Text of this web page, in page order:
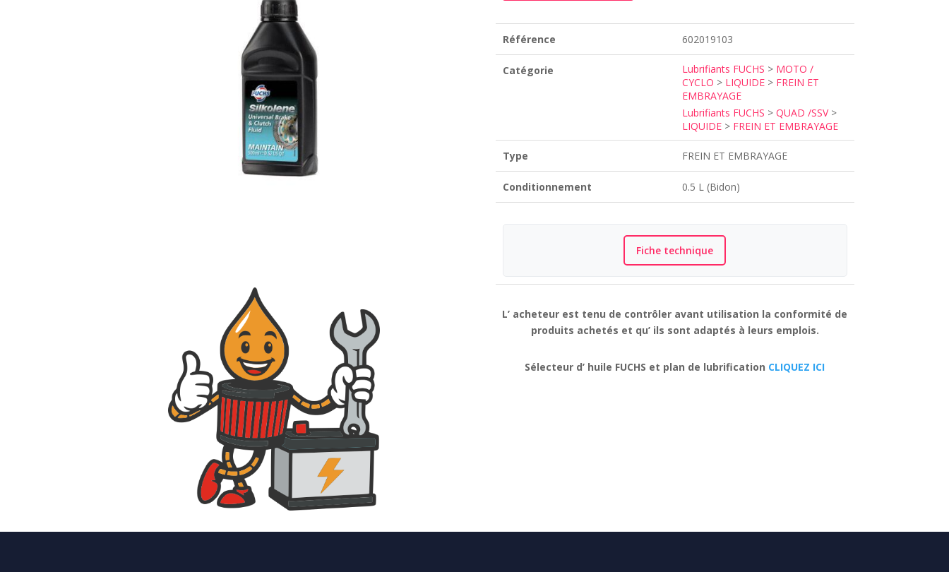
Référence 602019103
Catégorie Lubrifiants FUCHS > MOTO /
CYCLO > LIQUIDE> FREIN ET
EMBRAYAGE
Lubrifiants FUCHS > QUAD /SSV>
LIQUIDE> FREIN ET EMBRAYAGE
Type FREIN ET EMBRAYAGE
Conditionnement 0.5 L (Bidon)
Fiche technique
L’ acheteur est tenu de contrôler avant utilisation la conformité de
produits achetés et qu’ ils sont adaptés à leurs emplois.
Sélecteur d’ huile FUCHS et plan de lubrification CLIQUEZ ICI